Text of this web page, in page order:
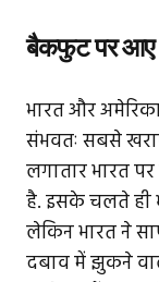
बैकफुट पर आए
भारत और
संभवतः सबसे
लगातार भारत
है. इसके चलते ही
लेकिन भारत ने
दबाव में झुकने